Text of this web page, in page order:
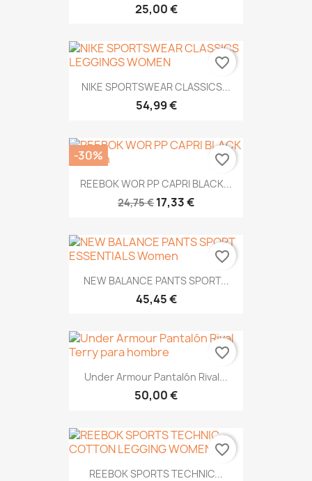
25,00 €
NIKE SPORTSWEAR CLASSICS...
54,99 €
favorite_border
REEBOK WOR PP CAPRI BLACK...
24,75 € 17,33 €
-30% favorite_border
NEW BALANCE PANTS SPORT...
45,45 €
favorite_border
Under Armour Pantalón Rival...
50,00 €
favorite_border
REEBOK SPORTS TECHNIC...
favorite_border